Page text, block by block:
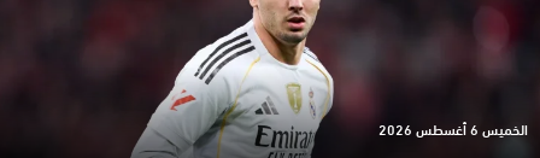
الخميس 6 أغسطس 2026